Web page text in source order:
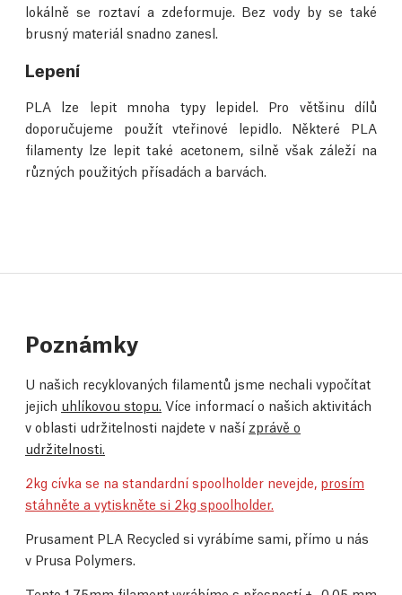
lokálně se roztaví a zdeformuje. Bez vody by se také
brusný materiál snadno zanesl.
Lepení
PLA lze lepit mnoha typy lepidel. Pro většinu dílů
doporučujeme použít vteřinové lepidlo. Některé PLA
filamenty lze lepit také acetonem, silně však záleží na
různých použitých přísadách a barvách.
Poznámky
U našich recyklovaných filamentů jsme nechali vypočítat
jejich uhlíkovou stopu. Více informací o našich aktivitách
v oblasti udržitelnosti najdete v naší zprávě o
udržitelnosti.
2kg cívka se na standardní spoolholder nevejde, prosím
stáhněte a vytiskněte si 2kg spoolholder.
Prusament PLA Recycled si vyrábíme sami, přímo u nás
v Prusa Polymers.